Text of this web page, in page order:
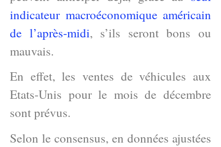
indicateur macroéconomique américain
de l’après-midi, s’ils seront bons ou
mauvais.
En effet, les ventes de véhicules aux
Etats-Unis pour le mois de décembre
sont prévus.
Selon le consensus, en données ajustées